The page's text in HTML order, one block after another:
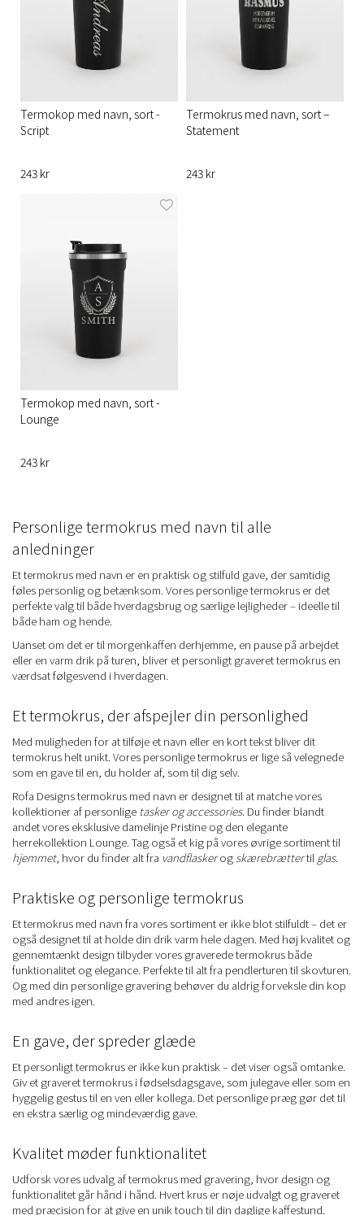
Termokop med navn, sort -
Script
243 kr
Termokrus med navn, sort –
Statement
243 kr
Termokop med navn, sort -
Lounge
243 kr
Personlige termokrus med navn til alle
anledninger
Et termokrus med navn er en praktisk og stilfuld gave, der samtidig
føles personlig og betænksom. Vores personlige termokrus er det
perfekte valg til både hverdagsbrug og særlige lejligheder – ideelle til
både ham og hende.
Uanset om det er til morgenkaffen derhjemme, en pause på arbejdet
eller en varm drik på turen, bliver et personligt graveret termokrus en
værdsat følgesvend i hverdagen.
Et termokrus, der afspejler din personlighed
Med muligheden for at tilføje et navn eller en kort tekst bliver dit
termokrus helt unikt. Vores personlige termokrus er lige så velegnede
som en gave til en, du holder af, som til dig selv.
Rofa Designs termokrus med navn er designet til at matche vores
kollektioner af personlige tasker og accessories. Du finder blandt
andet vores eksklusive damelinje Pristine og den elegante
herrekollektion Lounge. Tag også et kig på vores øvrige sortiment til
hjemmet, hvor du finder alt fra vandflaskerog skærebrættertil glas.
Praktiske og personlige termokrus
Et termokrus med navn fra vores sortiment er ikke blot stilfuldt – det er
også designet til at holde din drik varm hele dagen. Med høj kvalitet og
gennemtænkt design tilbyder vores graverede termokrus både
funktionalitet og elegance. Perfekte til alt fra pendlerturen til skovturen.
Og med din personlige gravering behøver du aldrig forveksle din kop
med andres igen.
En gave, der spreder glæde
Et personligt termokrus er ikke kun praktisk – det viser også omtanke.
Giv et graveret termokrus i fødselsdagsgave, som julegave eller som en
hyggelig gestus til en ven eller kollega. Det personlige præg gør det til
en ekstra særlig og mindeværdig gave.
Kvalitet møder funktionalitet
Udforsk vores udvalg af termokrus med gravering, hvor design og
funktionalitet går hånd i hånd. Hvert krus er nøje udvalgt og graveret
med præcision for at give en unik touch til din daglige kaffestund.